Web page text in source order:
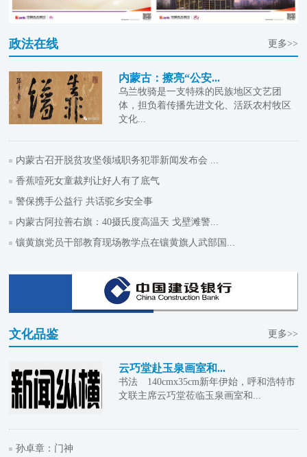
政法在线 更多>>
内蒙古：擦亮“公安...
乌兰牧骑是一支特殊的民族地区文艺团
体，担负着传播先进文化、活跃农村牧区
文化...
内蒙古召开脱贫攻坚领域职务犯罪新闻发布会 ...
香蕉噎死女童裁判让好人有了底气
警保携手公益行 共话驼乡安全事
内蒙古阿拉善右旗：40摄氏度高温天 戈壁滩警...
镶黄旗党员干部教育现场教学点在镶黄旗人武部国...
文化品鉴 更多>>
云巧堂赴玉泉画室和...
书法 140cmx35cm新年伊始，呼和浩特市
文联主席云巧堂莅临玉泉画室和...
孙卓章：门神